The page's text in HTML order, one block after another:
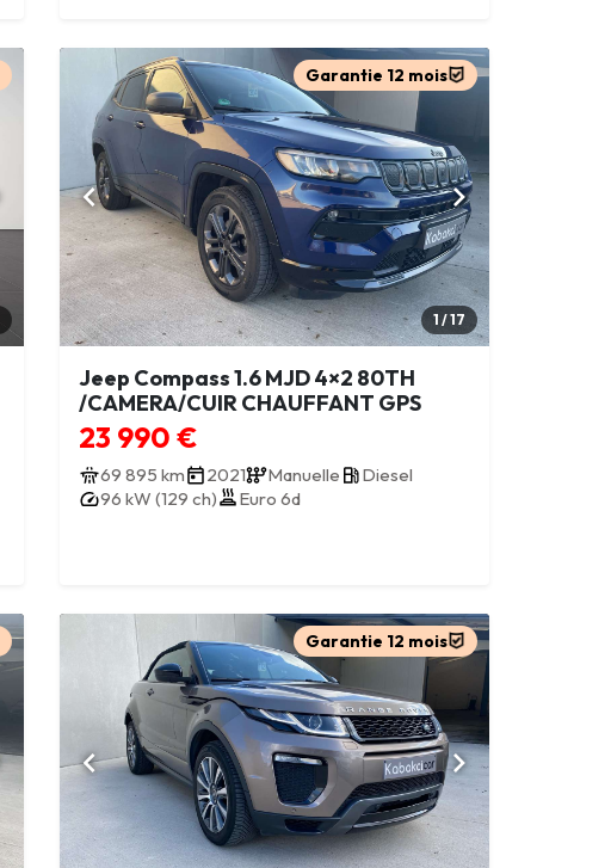
Garantie 12 mois
1 / 17
Jeep Compass 1.6 MJD 4×2 80TH
/CAMERA/CUIR CHAUFFANT GPS
23 990 €
69 895 km 2021 Manuelle
Diesel
96 kW (129 ch)
Euro 6d
Garantie 12 mois